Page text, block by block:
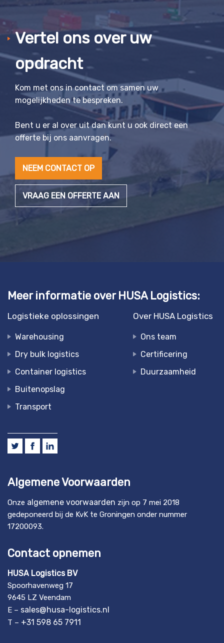
Vertel ons over uw
opdracht
Kom met ons in contact om samen uw
mogelijkheden te bespreken.
Bent u er al over uit dan kunt u ook direct een
offerte bij ons aanvragen.
NEEM CONTACT OP
VRAAG EEN OFFERTE AAN
Meer informatie over HUSA Logistics:
Logistieke oplossingen
Warehousing
Dry bulk logistics
Container logistics
Buitenopslag
Transport
Over HUSA Logistics
Ons team
Certificering
Duurzaamheid
Algemene Voorwaarden
Onze algemene voorwaarden zijn op 7 mei 2018
gedeponeerd bij de KvK te Groningen onder nummer
17200093.
Contact opnemen
HUSA Logistics BV
Spoorhavenweg 17
9645 LZ Veendam
E – sales@husa-logistics.nl
T – +31 598 65 7911